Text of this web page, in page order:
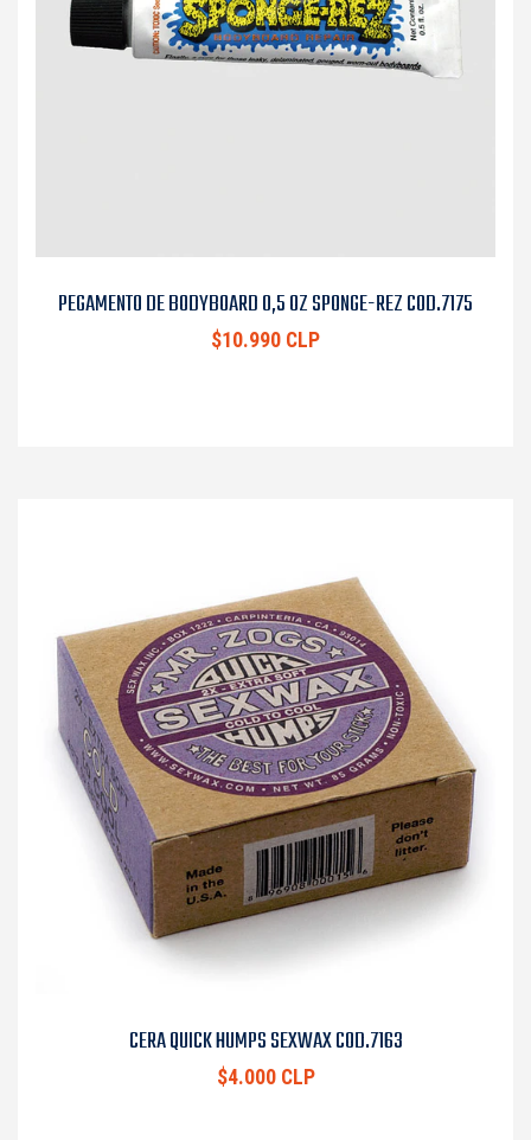
PEGAMENTO DE BODYBOARD 0,5 OZ SPONGE-REZ COD.7175
$10.990 CLP
CERA QUICK HUMPS SEXWAX COD.7163
$4.000 CLP